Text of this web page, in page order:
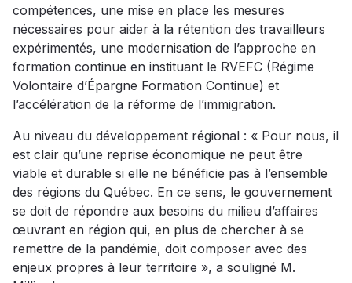
compétences, une mise en place les mesures
nécessaires pour aider à la rétention des travailleurs
expérimentés, une modernisation de l’approche en
formation continue en instituant le RVEFC (Régime
Volontaire d’Épargne Formation Continue) et
l’accélération de la réforme de l’immigration.
Au niveau du développement régional : « Pour nous, il
est clair qu’une reprise économique ne peut être
viable et durable si elle ne bénéficie pas à l’ensemble
des régions du Québec. En ce sens, le gouvernement
se doit de répondre aux besoins du milieu d’affaires
œuvrant en région qui, en plus de chercher à se
remettre de la pandémie, doit composer avec des
enjeux propres à leur territoire », a souligné M.